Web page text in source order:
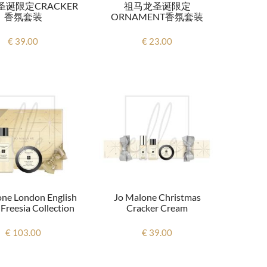
诞限定CRACKER
香氛套装
€ 39.00
祖马龙圣诞限定
ORNAMENT香氛套装
€ 23.00
London English
Collection
€ 103.00
Jo Malone Christmas
Cracker Cream
€ 39.00